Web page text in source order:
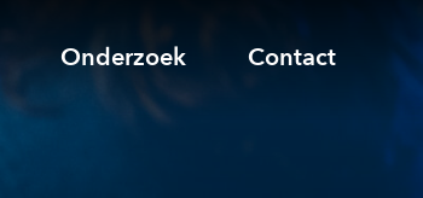
Onderzoek Contact